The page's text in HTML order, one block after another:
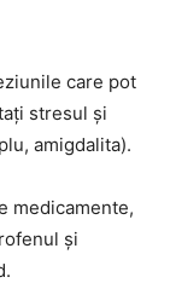
care pot
stresul şi
amigdalita).
medicamente,
şi